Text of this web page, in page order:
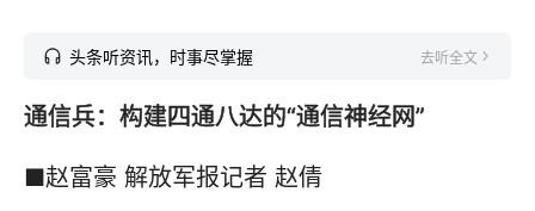
头条听资讯，时事尽掌握 去听全文
通信兵：构建四通八达的“通信神经网”
■赵富豪 解放军报记者 赵倩